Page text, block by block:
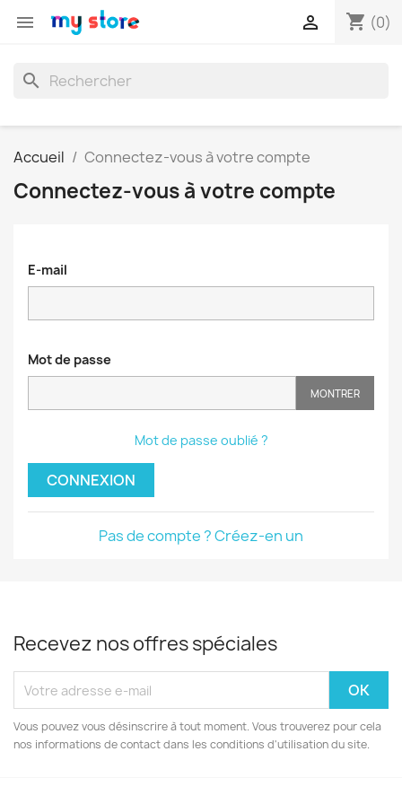
 shopping_cart (0)

search
Accueil Connectez-vous à votre compte
Connectez-vous à votre compte
E-mail
Mot de passe
MONTRER
Mot de passe oublié ?
CONNEXION
Pas de compte ? Créez-en un
Recevez nos offres spéciales
Vous pouvez vous désinscrire à tout moment. Vous trouverez pour cela
nos informations de contact dans les conditions d'utilisation du site.